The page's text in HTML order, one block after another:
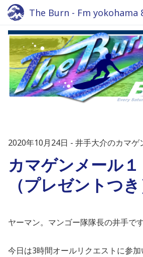
The Burn - Fm yokohama
2020年10月24日 井手大介のカマゲ
カマゲンメール１
（プレゼントつき
ヤーマン。マンゴー隊隊長の井手です
今日は3時間オールリクエストに参